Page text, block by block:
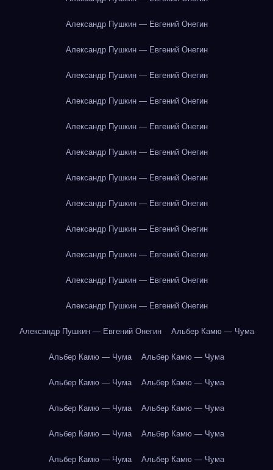
Александр Пушкин — Евгений Онегин
Александр Пушкин — Евгений Онегин
Александр Пушкин — Евгений Онегин
Александр Пушкин — Евгений Онегин
Александр Пушкин — Евгений Онегин
Александр Пушкин — Евгений Онегин
Александр Пушкин — Евгений Онегин
Александр Пушкин — Евгений Онегин
Александр Пушкин — Евгений Онегин
Александр Пушкин — Евгений Онегин
Александр Пушкин — Евгений Онегин
Александр Пушкин — Евгений Онегин
Александр Пушкин — Евгений Онегин Альбер Камю — Чума
Альбер Камю — Чума Альбер Камю — Чума
Альбер Камю — Чума Альбер Камю — Чума
Альбер Камю — Чума Альбер Камю — Чума
Альбер Камю — Чума Альбер Камю — Чума
Альбер Камю — Чума Альбер Камю — Чума